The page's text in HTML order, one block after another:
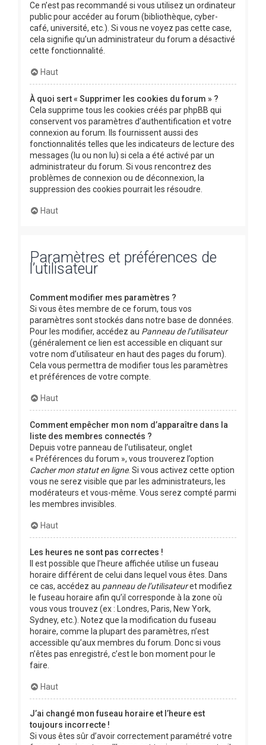
Ce n’est pas recommandé si vous utilisez un ordinateur
public pour accéder au forum (bibliothèque, cyber-
café, université, etc.). Si vous ne voyez pas cette case,
cela signifie qu’un administrateur du forum a désactivé
cette fonctionnalité.
Haut
À quoi sert « Supprimer les cookies du forum » ?
Cela supprime tous les cookies créés par phpBB qui
conservent vos paramètres d’authentification et votre
connexion au forum. Ils fournissent aussi des
fonctionnalités telles que les indicateurs de lecture des
messages (lu ou non lu) si cela a été activé par un
administrateur du forum. Si vous rencontrez des
problèmes de connexion ou de déconnexion, la
suppression des cookies pourrait les résoudre.
Haut
Paramètres et préférences de
l’utilisateur
Comment modifier mes paramètres ?
Si vous êtes membre de ce forum, tous vos
paramètres sont stockés dans notre base de données.
Pour les modifier, accédez au Panneau de l’utilisateur
(généralement ce lien est accessible en cliquant sur
votre nom d’utilisateur en haut des pages du forum).
Cela vous permettra de modifier tous les paramètres
et préférences de votre compte.
Haut
Comment empêcher mon nom d’apparaître dans la
liste des membres connectés ?
Depuis votre panneau de l’utilisateur, onglet
« Préférences du forum », vous trouverez l’option
Cacher mon statut en ligne. Si vous activez cette option
vous ne serez visible que par les administrateurs, les
modérateurs et vous-même. Vous serez compté parmi
les membres invisibles.
Haut
Les heures ne sont pas correctes !
Il est possible que l’heure affichée utilise un fuseau
horaire différent de celui dans lequel vous êtes. Dans
ce cas, accédez au panneau de l’utilisateuret modifiez
le fuseau horaire afin qu’il corresponde à la zone où
vous vous trouvez (ex : Londres, Paris, New York,
Sydney, etc.). Notez que la modification du fuseau
horaire, comme la plupart des paramètres, n’est
accessible qu’aux membres du forum. Donc si vous
n’êtes pas enregistré, c’est le bon moment pour le
faire.
Haut
J’ai changé mon fuseau horaire et l’heure est
toujours incorrecte !
Si vous êtes sûr d’avoir correctement paramétré votre